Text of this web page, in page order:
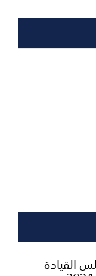
القيادة